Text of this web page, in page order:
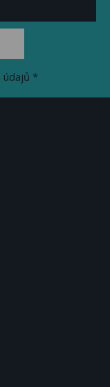
údajů *